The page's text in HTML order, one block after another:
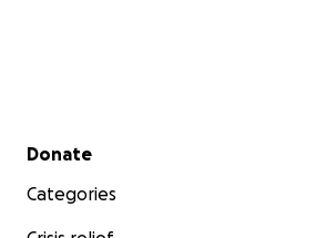
Secondary menu
Donate
Categories